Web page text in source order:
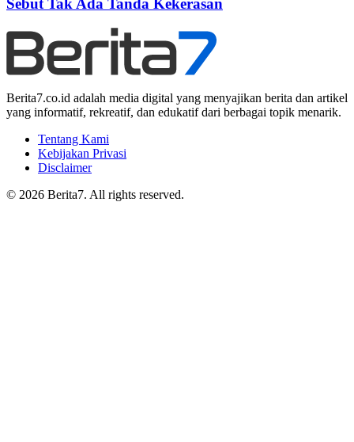
Sebut Tak Ada Tanda Kekerasan
Berita7.co.id adalah media digital yang menyajikan berita dan artikel
yang informatif, rekreatif, dan edukatif dari berbagai topik menarik.
Tentang Kami
Kebijakan Privasi
Disclaimer
© 2026 Berita7. All rights reserved.